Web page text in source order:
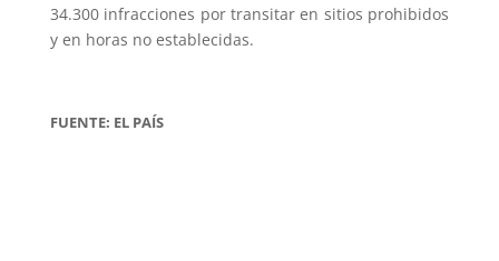
34.300 infracciones por transitar en sitios prohibidos
y en horas no establecidas.
FUENTE: EL PAÍS